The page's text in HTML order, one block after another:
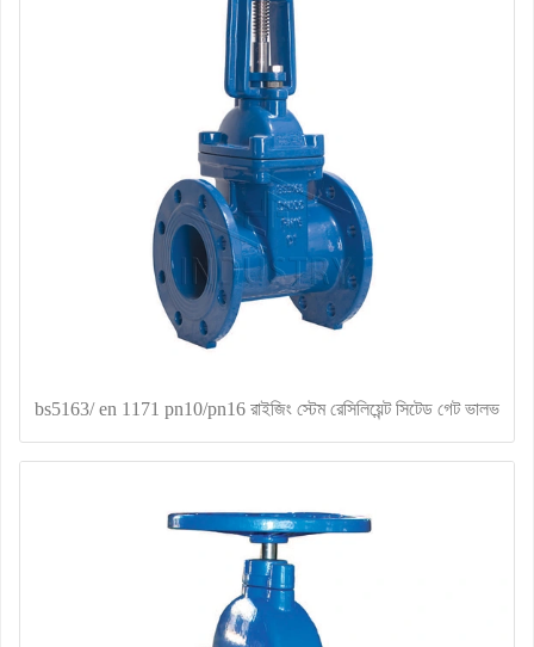
bs5163/ en 1171 pn10/pn16 রাইজিং স্টেম রেসিলিয়েন্ট সিটেড গেট ভালভ